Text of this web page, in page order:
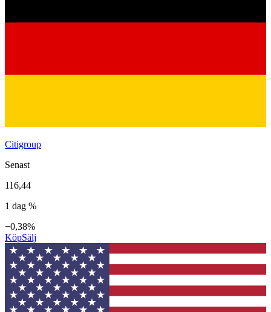
Citigroup
Senast
116,44
1 dag %
−0,38%
KöpSälj